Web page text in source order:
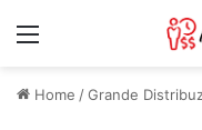
Menu
Home /Grande